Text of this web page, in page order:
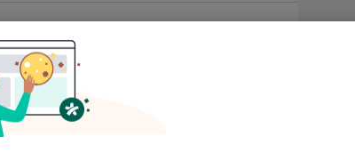
Adresler Görüşler (4)